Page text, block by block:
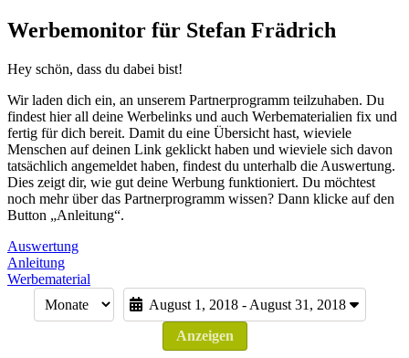
Werbemonitor für Stefan Frädrich
Hey schön, dass du dabei bist!
Wir laden dich ein, an unserem Partnerprogramm teilzuhaben. Du
findest hier all deine Werbelinks und auch Werbematerialien fix und
fertig für dich bereit. Damit du eine Übersicht hast, wieviele
Menschen auf deinen Link geklickt haben und wieviele sich davon
tatsächlich angemeldet haben, findest du unterhalb die Auswertung.
Dies zeigt dir, wie gut deine Werbung funktioniert. Du möchtest
noch mehr über das Partnerprogramm wissen? Dann klicke auf den
Button „Anleitung“.
Auswertung
Anleitung
Werbematerial
August 1, 2018 - August 31, 2018
Anzeigen